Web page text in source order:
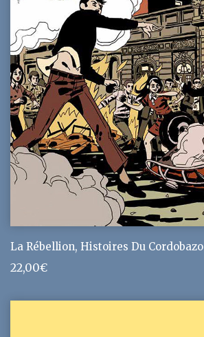
La Rébellion, Histoires Du Cordobazo
22,00€